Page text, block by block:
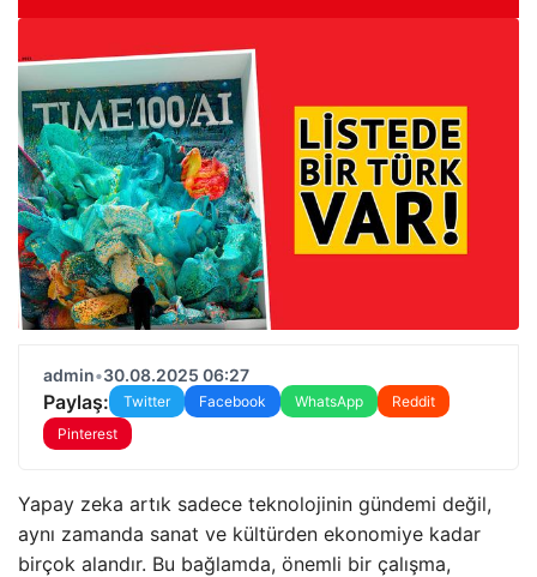
admin•30.08.2025 06:27
Paylaş: Twitter Facebook WhatsApp
Reddit
Pinterest
Yapay zeka artık sadece teknolojinin gündemi değil,
aynı zamanda sanat ve kültürden ekonomiye kadar
birçok alandır. Bu bağlamda, önemli bir çalışma,